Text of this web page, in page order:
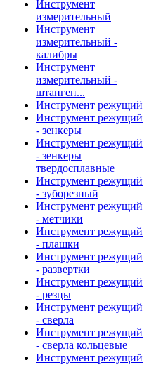
Инструмент
измерительный
Инструмент
измерительный -
калибры
Инструмент
измерительный -
штанген...
Инструмент режущий
Инструмент режущий
- зенкеры
Инструмент режущий
- зенкеры
твердосплавные
Инструмент режущий
- зуборезный
Инструмент режущий
- метчики
Инструмент режущий
- плашки
Инструмент режущий
- развертки
Инструмент режущий
- резцы
Инструмент режущий
- сверла
Инструмент режущий
- сверла кольцевые
Инструмент режущий